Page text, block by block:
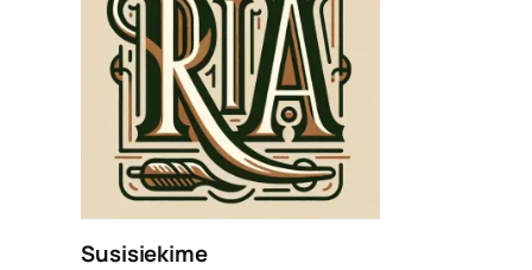
Susisiekime